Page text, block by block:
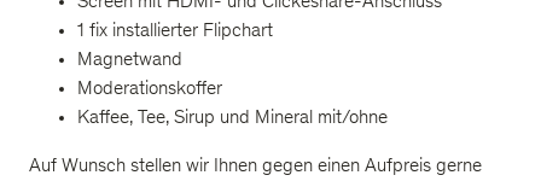
1 fix installierter Flipchart
Magnetwand
Moderationskoffer
Kaffee, Tee, Sirup und Mineral mit/ohne
Auf Wunsch stellen wir Ihnen gegen einen Aufpreis gerne